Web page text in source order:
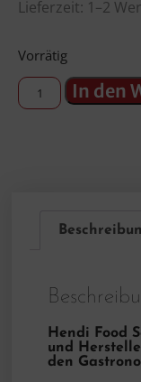
Lieferzeit: 1–2
Vorrätig
In den
Hendi Food
und
den